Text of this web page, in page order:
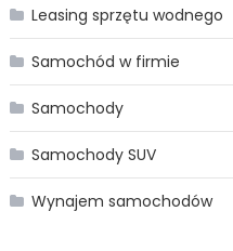
Leasing sprzętu wodnego
Samochód w firmie
Samochody
Samochody SUV
Wynajem samochodów